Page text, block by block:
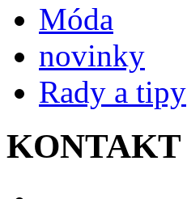
Móda
novinky
Rady a tipy
KONTAKT